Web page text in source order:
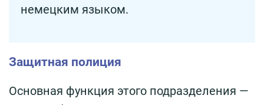
немецким языком.
Защитная полиция
Основная функция этого подразделения —